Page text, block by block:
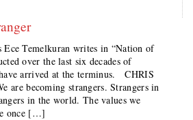
Ece Temelkuran writes in “Nation of
over the last six decades of
arrived at the terminus. CHRIS
are becoming strangers. Strangers in
in the world. The values we
once […]